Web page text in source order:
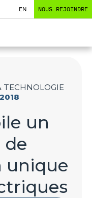
EN NOUS REJOINDRE
TECHNOLOGIE
un
de
unique